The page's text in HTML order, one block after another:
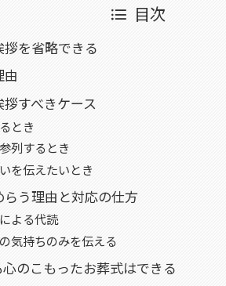
目次
を省略できる
すべきケース
とき
列するとき
を伝えたいとき
う理由と対応の仕方
よる代読
気持ちのみを伝える
のこもったお葬式はできる